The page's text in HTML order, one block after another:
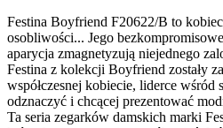
Festina Boyfriend F20622/B to
osobliwości... Jego
aparycja zmagnetyzują niejednego
Festina z kolekcji Boyfriend zostały
współczesnej kobiecie, liderce wśród
odznaczyć i chcącej prezentować
Ta seria zegarków damskich marki